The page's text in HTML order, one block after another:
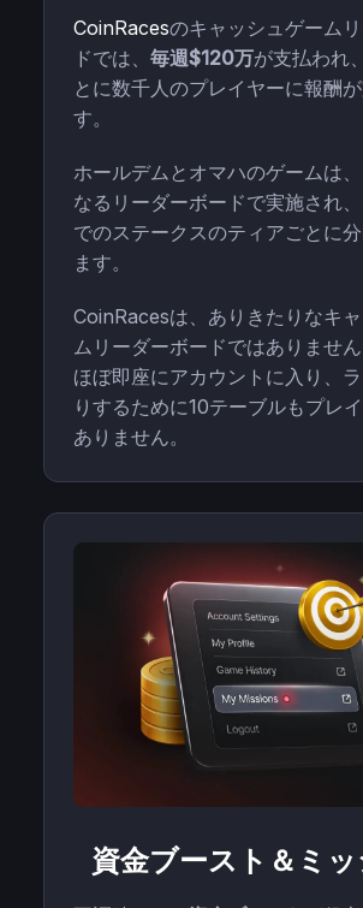
CoinRacesのキャッシュゲーム
ドでは、 毎週$120万が支払われ
とに数千人のプレイヤーに報酬
す。
ホールデムとオマハのゲームは
なるリーダーボードで実施され
でのステークスのティアごとに
ます。
CoinRacesは、ありきたりなキ
ムリーダーボードではありませ
ほぼ即座にアカウントに入り、
りするために10テーブルもプレ
ありません。
資金ブースト＆ミ